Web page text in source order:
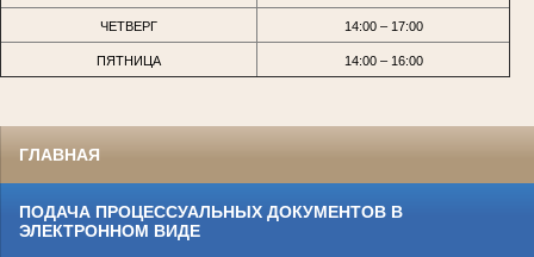
ЧЕТВЕРГ 14:00 – 17:00
ПЯТНИЦА 14:00 – 16:00
ГЛАВНАЯ
ПОДАЧА ПРОЦЕССУАЛЬНЫХ ДОКУМЕНТОВ В
ЭЛЕКТРОННОМ ВИДЕ